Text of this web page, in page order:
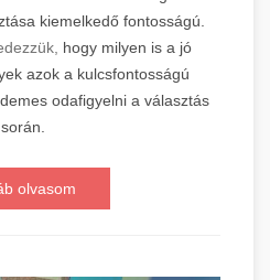
kiemelkedő fontosságú.
hogy milyen is a jó
azok a kulcsfontosságú
odafigyelni a választás
során.
olvasom